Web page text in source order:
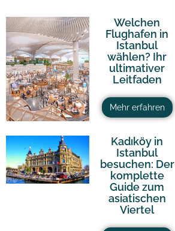
Welchen
Flughafen in
Istanbul
wählen? Ihr
ultimativer
Leitfaden
Mehr erfahren
Kadıköy in
Istanbul
besuchen: Der
komplette
Guide zum
asiatischen
Viertel